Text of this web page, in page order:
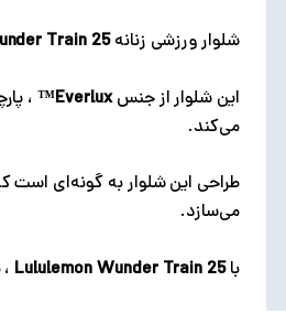
شلوار ورزشی زنانهTrain 25
این شلوار از جنسEverlux™
،
می‌کند.
طراحی این شلوار به گونه‌ای است
می‌سازد.
باLululemon Wunder Train 25